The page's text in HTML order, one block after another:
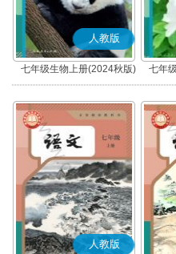
人教版
七年级生物上册(2024秋版) 七年
人教版